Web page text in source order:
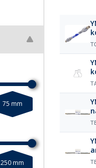
75 mm
250 mm